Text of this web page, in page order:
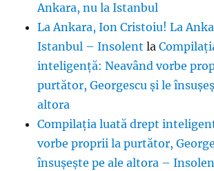
Ankara, nu la Istanbul
La Ankara, Ion Cristoiu! La
Istanbul – Insolent la
inteligență: Neavând vorbe
purtător, Georgescu și le
altora
Compilația luată drept
vorbe proprii la purtător,
însușește pe ale altora –